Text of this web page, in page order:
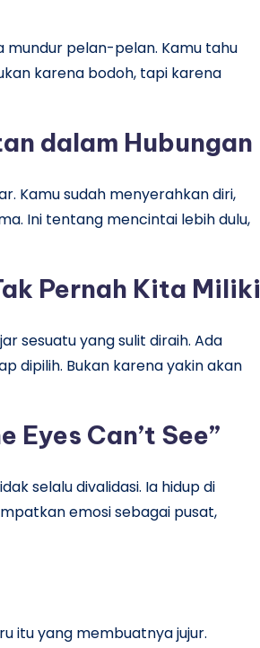
mundur pelan-pelan. Kamu tahu
karena bodoh, tapi karena
dalam Hubungan
Kamu sudah menyerahkan diri,
Ini tentang mencintai lebih dulu,
Pernah Kita Miliki
sesuatu yang sulit diraih. Ada
dipilih. Bukan karena yakin akan
Eyes Can’t See”
selalu divalidasi. Ia hidup di
emosi sebagai pusat,
itu yang membuatnya jujur.